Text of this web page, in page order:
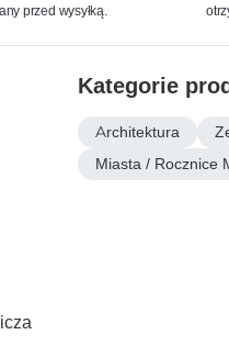
przed wysyłką.
Kategorie
Architektura
Miasta / Rocznice